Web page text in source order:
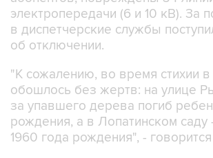
электропередачи (6 и 10 кВ). За
в диспетчерские службы
об отключении.
"К сожалению, во время стихии
обошлось без жертв: на улице
за упавшего дерева погиб
рождения, а в Лопатинском
1960 года рождения", -